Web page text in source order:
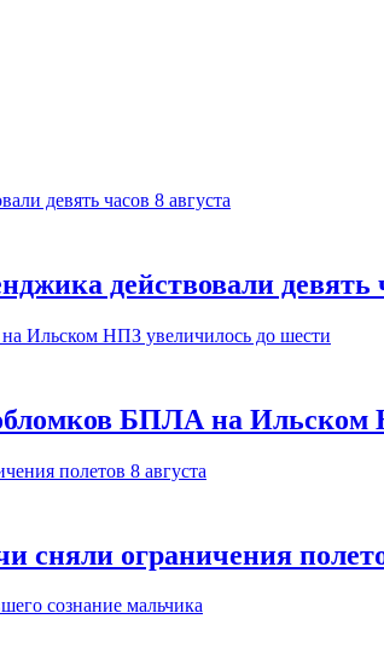
действовали девять
БПЛА на Ильском
сняли ограничения